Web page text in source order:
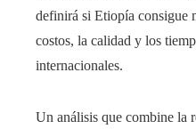
definirá si Etiopía consigue
costos, la calidad y los
internacionales.
Un análisis que combine la